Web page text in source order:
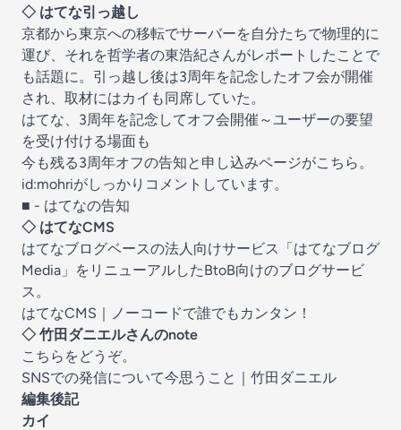
◇ はてな引っ越し
京都から東京への移転でサーバーを自分たちで物理的に
運び、それを哲学者の東浩紀さんがレポートしたことで
も話題に。引っ越し後は3周年を記念したオフ会が開催
され、取材にはカイも同席していた。
はてな、3周年を記念してオフ会開催～ユーザーの要望
を受け付ける場面も
今も残る3周年オフの告知と申し込みページがこちら。
id:mohriがしっかりコメントしています。
■ - はてなの告知
◇ はてなCMS
はてなブログベースの法人向けサービス「はてなブログ
Media」をリニューアルしたBtoB向けのブログサービ
ス。
はてなCMS｜ノーコードで誰でもカンタン！
◇ 竹田ダニエルさんのnote
こちらをどうぞ。
SNSでの発信について今思うこと｜竹田ダニエル
編集後記
カイ